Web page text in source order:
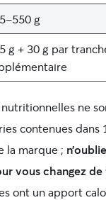
550 g
g + 30 g par
ne
contenues
la marque ;
vous changez de
ont un apport